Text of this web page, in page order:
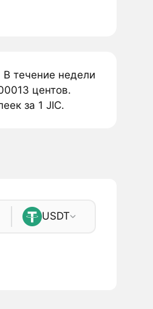
течение недели
центов.
за 1 JIC.
USDT